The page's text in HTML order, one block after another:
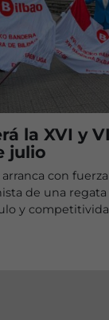
la XVI y
julio
con
de una
y